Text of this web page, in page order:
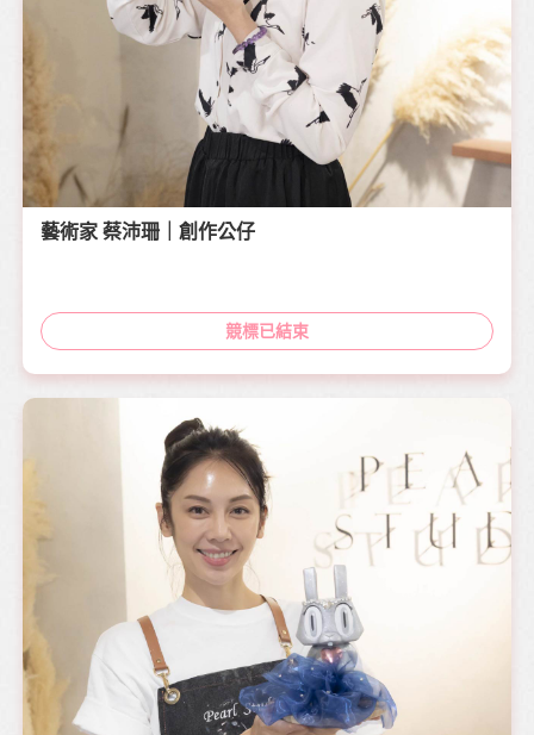
藝術家 蔡沛珊｜創作公仔
競標已結束